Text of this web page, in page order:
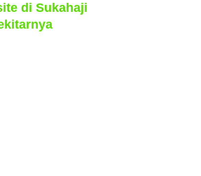
di Sukahaji